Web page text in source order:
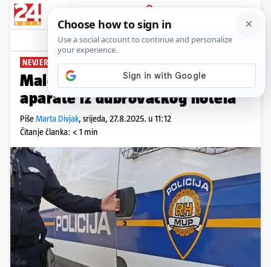
PRIJAVA
News Komentari
NEVJEROJATNO
Maloljetnici ukrali vatrogasne
aparate iz dubrovačkog hotela
PišeMarta Divjak, srijeda, 27.8.2025. u 11:12
Čitanje članka: < 1 min